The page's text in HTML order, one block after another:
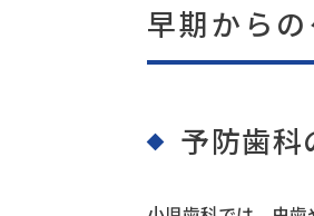
早期から
予防歯科